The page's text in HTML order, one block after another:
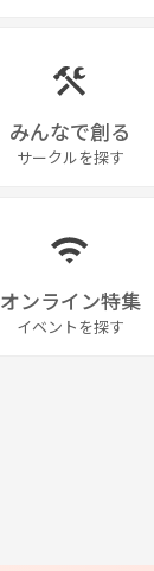
みんなで創る
サークルを探す
オンライン特集
イベントを探す